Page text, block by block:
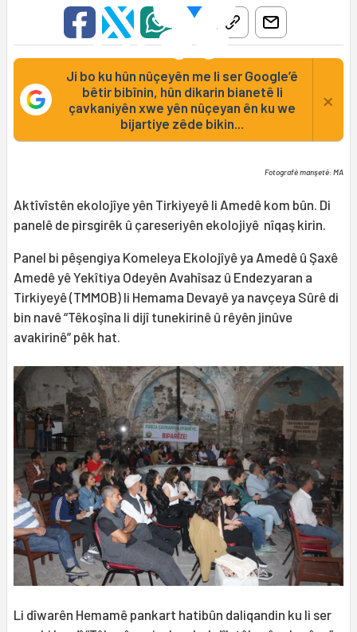
Ji bo ku hûn nûçeyên me li ser Google’ê
bêtir bibînin, hûn dikarin bianetê li
çavkaniyên xwe yên nûçeyan ên ku we
bijartiye zêde bikin...
×
Fotografê manşetê: MA
Aktîvîstên ekolojîye yên Tirkiyeyê li Amedê kom bûn. Di
panelê de pirsgirêk û çareseriyên ekolojiyê nîqaş kirin.
Panel bi pêşengiya Komeleya Ekolojîyê ya Amedê û Şaxê
Amedê yê Yekîtiya Odeyên Avahîsaz û Endezyaran a
Tirkiyeyê (TMMOB) li Hemama Devayê ya navçeya Sûrê di
bin navê “Têkoşîna li dijî tunekirinê û rêyên jinûve
avakirinê” pêk hat.
Li dîwarên Hemamê pankart hatibûn daliqandin ku li ser